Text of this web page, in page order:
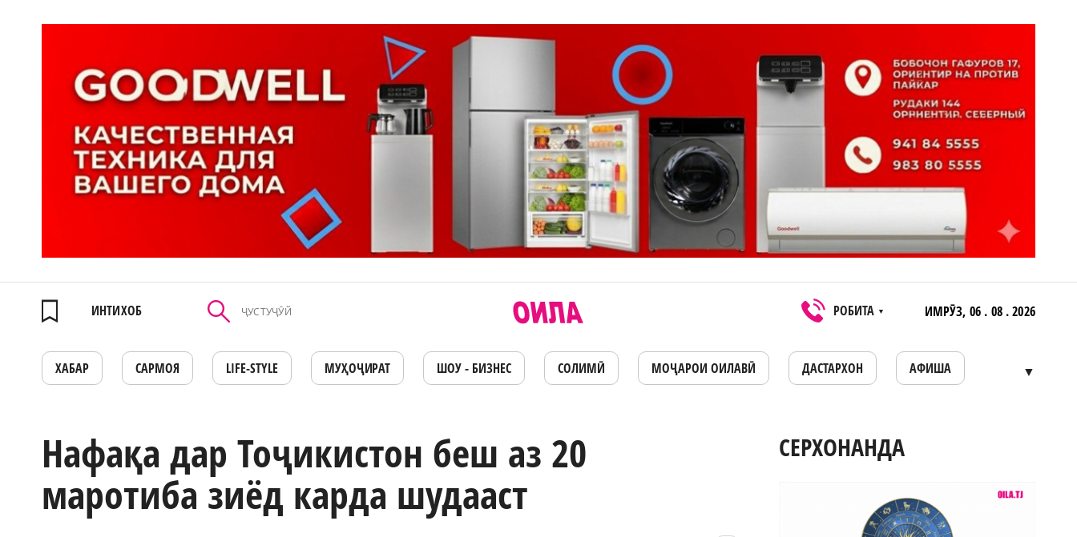
ИНТИХОБ РОБИТА ▼ ИМРӮЗ, 06 . 08 . 2026
ХАБАР САРМОЯ LIFE-STYLE МУҲОҶИРАТ ШОУ - БИЗНЕС СОЛИМӢ МОҶАРОИ ОИЛАВӢ ДАСТАРХОН АФИША ▼
Нафақа дар Тоҷикистон беш аз 20
маротиба зиёд карда шудааст
СЕРХОНАНДА